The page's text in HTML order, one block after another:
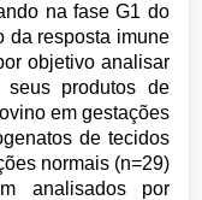
na fase G1 do
da resposta imune
objetivo analisar
seus produtos de
em gestações
de tecidos
normais (n=29)
analisados por